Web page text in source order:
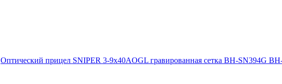
Оптический прицел SNIPER 3-9x40AOGL гравированная сетка BH-SN394G